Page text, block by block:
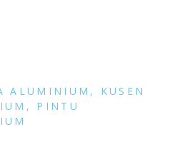
ALUMINIUM , KUSEN
, PINTU